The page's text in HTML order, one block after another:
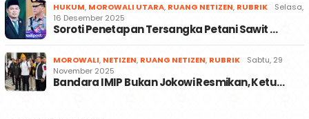
HUKUM, MOROWALI UTARA, RUANG NETIZEN, RUBRIK
Selasa,
16 Desember 2025
Soroti Penetapan Tersangka Petani Sawit …
MOROWALI, NETIZEN, RUANG NETIZEN, RUBRIK
Sabtu, 29
November 2025
Bandara IMIP Bukan Jokowi Resmikan, Ketu…